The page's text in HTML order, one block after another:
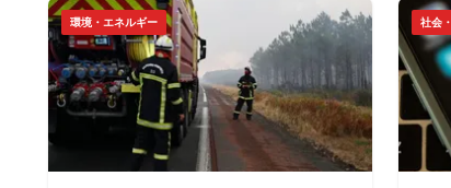
環境・エネルギー 社会